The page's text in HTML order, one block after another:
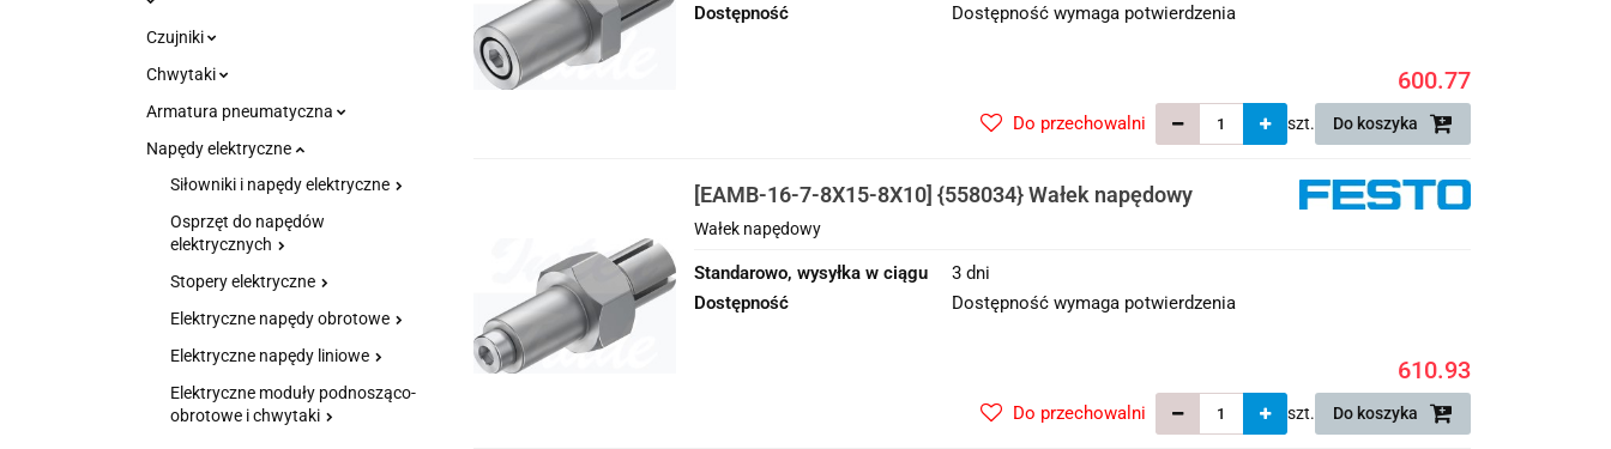
Czujniki
Chwytaki
Armatura pneumatyczna
Napędy elektryczne
Siłowniki i napędy elektryczne
Osprzęt do napędów
elektrycznych
Stopery elektryczne
Elektryczne napędy obrotowe
Elektryczne napędy liniowe
Elektryczne moduły podnosząco-
obrotowe i chwytaki
Dostępność
Dostępność wymaga potwierdzenia
600.77
szt. Do koszyka
Do przechowalni
[EAMB-16-7-8X15-8X10] {558034} Wałek napędowy
Wałek napędowy
Standarowo, wysyłka w ciągu
3 dni
Dostępność
Dostępność wymaga potwierdzenia
610.93
szt. Do koszyka
Do przechowalni